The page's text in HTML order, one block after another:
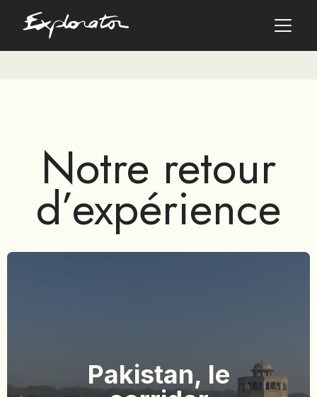
ALGÉRIE
ANGOLA
ARABIE SAOUDITE
ARGENTINE
AZERBAÏDJAN
BRÉSIL
Notre retour
d’expérience
Pakistan, le